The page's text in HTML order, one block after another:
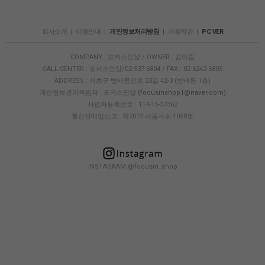
회사소개 이용안내 개인정보처리방침 이용약관 PC VER
COMPANY : 포커스인샵 / OWNER : 김이림
CALL CENTER : 포커스인샵/02-537-6804 / FAX : 02-6242-6805
ADDRESS : 서초구 방배중앙로 23길 42-3 (방배동 1층)
개인정보관리책임자 : 포커스인샵
(focusinshop1@naver.com)
사업자등록번호 : 114-15-37362
통신판매업신고 : 제2012 서울서초 1058호
INSTAGRAM @focusin_shop